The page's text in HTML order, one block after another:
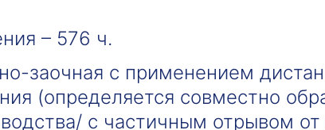
– 576 ч.
заочная с применением
(определяется совместно
с частичным отрывом от
Получить